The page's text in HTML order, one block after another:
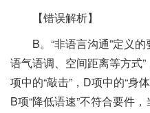
【错误解析】
B。“非语言沟通”定义的
语气语调、空间距离等方式”
项中的“敲击”，D项中的“身
B项“降低语速”不符合要件，